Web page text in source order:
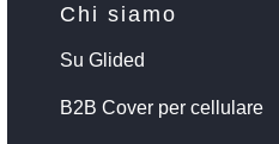
Chi siamo
Su Glided
B2B Cover per cellulare